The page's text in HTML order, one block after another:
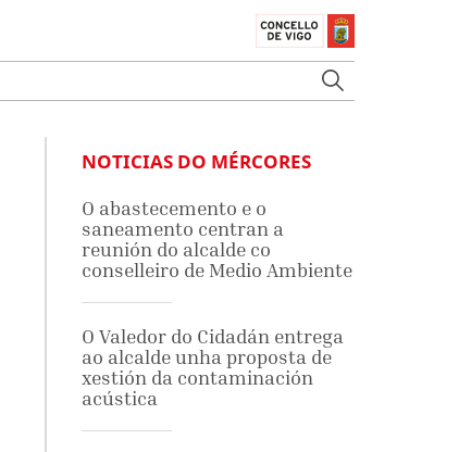
NOTICIAS DO MÉRCORES
O abastecemento e o
saneamento centran a
reunión do alcalde co
conselleiro de Medio Ambiente
O Valedor do Cidadán entrega
ao alcalde unha proposta de
xestión da contaminación
acústica